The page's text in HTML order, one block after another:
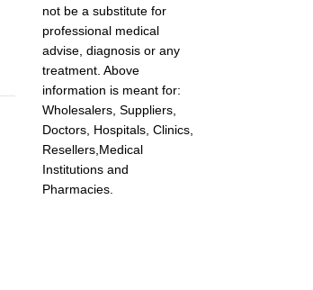
not be a substitute for
professional medical
advise, diagnosis or any
treatment. Above
information is meant for:
Wholesalers, Suppliers,
Doctors, Hospitals, Clinics,
Resellers,Medical
Institutions and
Pharmacies.